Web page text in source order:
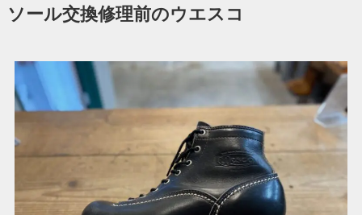
ソール交換修理前のウエスコ